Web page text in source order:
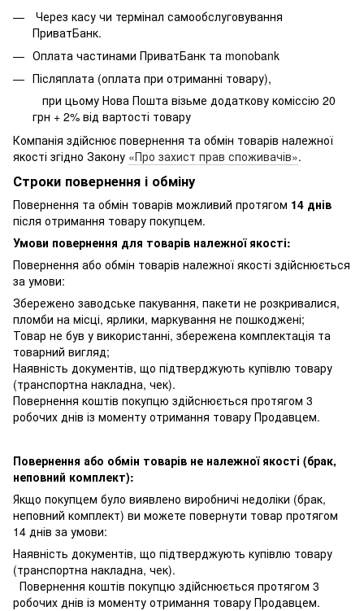
Через касу чи термінал самообслуговування
ПриватБанк.
Оплата частинами ПриватБанк та monobank
Післяплата (оплата при отриманні товару),
при цьому Нова Пошта візьме додаткову коміссію 20
грн + 2% від вартості товару
Компанія здійснює повернення та обмін товарів належної
якості згідно Закону «Про захист прав споживачів».
Строки повернення і обміну
Повернення та обмін товарів можливий протягом 14 днів
після отримання товару покупцем.
Умови повернення для товарів належної якості:
Повернення або обмін товарів належної якості здійснюється
за умови:
Збережено заводське пакування, пакети не розкривалися,
пломби на місці, ярлики, маркування не пошкоджені;
Товар не був у використанні, збережена комплектація та
товарний вигляд;
Наявність документів, що підтверджують купівлю товару
(транспортна накладна, чек).
Повернення коштів покупцю здійснюється протягом 3
робочих днів із моменту отримання товару Продавцем.
Повернення або обмін товарів не належної якості (брак,
неповний комплект):
Якщо покупцем було виявлено виробничі недоліки (брак,
неповний комплект) ви можете повернути товар протягом
14 днів за умови:
Наявність документів, що підтверджують купівлю товару
(транспортна накладна, чек).
Повернення коштів покупцю здійснюється протягом 3
робочих днів із моменту отримання товару Продавцем.